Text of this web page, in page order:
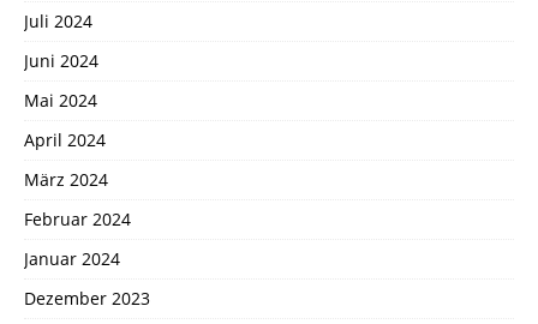
Juli 2024
Juni 2024
Mai 2024
April 2024
März 2024
Februar 2024
Januar 2024
Dezember 2023